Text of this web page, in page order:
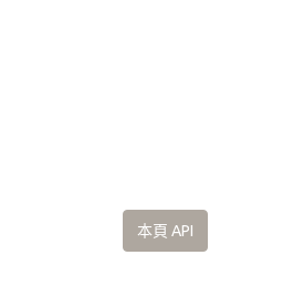
本頁 API